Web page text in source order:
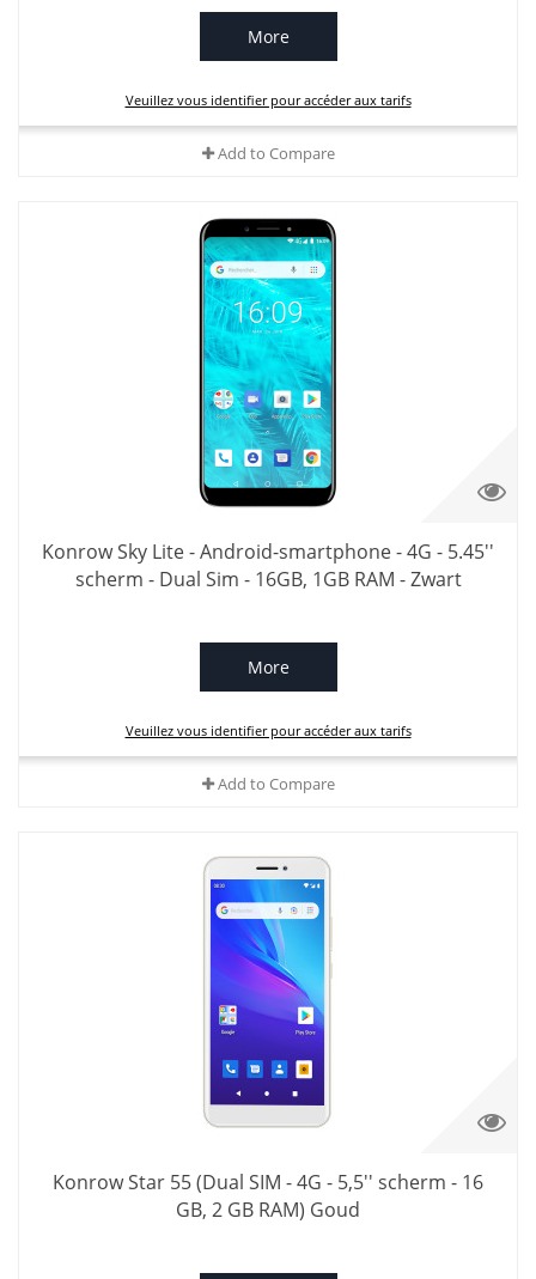
More
Veuillez vous identifier pour accéder aux tarifs
Add to Compare
Konrow Sky Lite - Android-smartphone - 4G - 5.45''
scherm - Dual Sim - 16GB, 1GB RAM - Zwart
More
Veuillez vous identifier pour accéder aux tarifs
Add to Compare
Konrow Star 55 (Dual SIM - 4G - 5,5'' scherm - 16
GB, 2 GB RAM) Goud